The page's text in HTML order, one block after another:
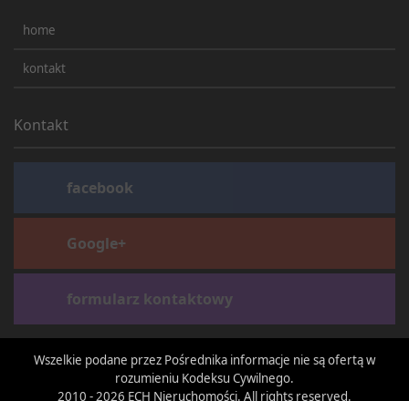
home
kontakt
Kontakt
facebook
Google+
formularz kontaktowy
Wszelkie podane przez Pośrednika informacje nie są ofertą w
rozumieniu Kodeksu Cywilnego.
2010 - 2026 ECH Nieruchomości. All rights reserved.